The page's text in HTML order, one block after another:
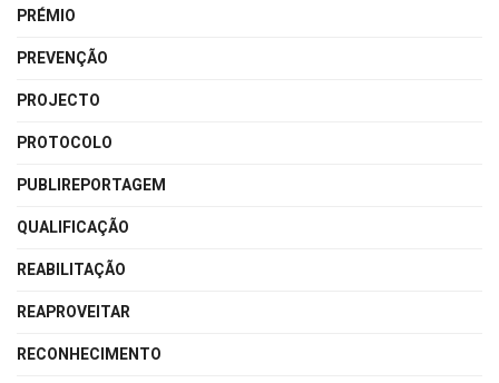
PRÉMIO
PREVENÇÃO
PROJECTO
PROTOCOLO
PUBLIREPORTAGEM
QUALIFICAÇÃO
REABILITAÇÃO
REAPROVEITAR
RECONHECIMENTO